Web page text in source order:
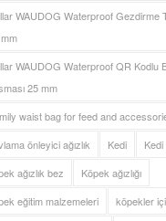
WAUDOG Waterproof Gezdirme
WAUDOG Waterproof QR Kodlu
25 mm
waist bag for feed and
önleyici ağızlık
Kedi
Kedi
ağızlık bez
Köpek ağızlığı
eğitim malzemeleri
köpekler